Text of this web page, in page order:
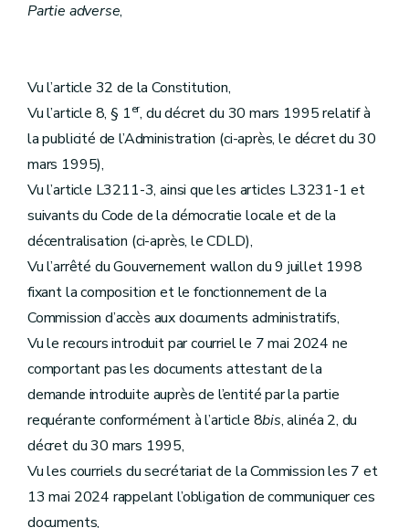
Partie adverse,
Vu l’article 32 de la Constitution,
Vu l’article 8, § 1er, du décret du 30 mars 1995 relatif à
la publicité de l’Administration (ci-après, le décret du 30
mars 1995),
Vu l’article L3211-3, ainsi que les articles L3231-1 et
suivants du Code de la démocratie locale et de la
décentralisation (ci-après, le CDLD),
Vu l’arrêté du Gouvernement wallon du 9 juillet 1998
fixant la composition et le fonctionnement de la
Commission d’accès aux documents administratifs,
Vu le recours introduit par courriel le 7 mai 2024 ne
comportant pas les documents attestant de la
demande introduite auprès de l’entité par la partie
requérante conformément à l’article 8bis, alinéa 2, du
décret du 30 mars 1995,
Vu les courriels du secrétariat de la Commission les 7 et
13 mai 2024 rappelant l’obligation de communiquer ces
documents,